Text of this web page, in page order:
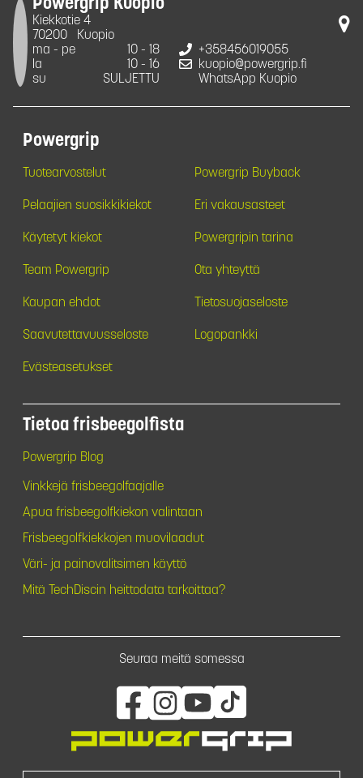
Powergrip Kuopio
Kiekkotie 4
70200
Kuopio
ma - pe
10 - 18
la
10 - 16
su
SULJETTU
+358456019055
kuopio@powergrip.fi
WhatsApp Kuopio
Powergrip
Tuotearvostelut Powergrip Buyback
Pelaajien suosikkikiekot Eri vakausasteet
Käytetyt kiekot Powergripin tarina
Team Powergrip Ota yhteyttä
Kaupan ehdot Tietosuojaseloste
Saavutettavuusseloste Logopankki
Evästeasetukset
Tietoa frisbeegolfista
Powergrip Blog
Vinkkejä frisbeegolfaajalle
Apua frisbeegolfkiekon valintaan
Frisbeegolfkiekkojen muovilaadut
Väri- ja painovalitsimen käyttö
Mitä TechDiscin heittodata tarkoittaa?
Seuraa meitä somessa